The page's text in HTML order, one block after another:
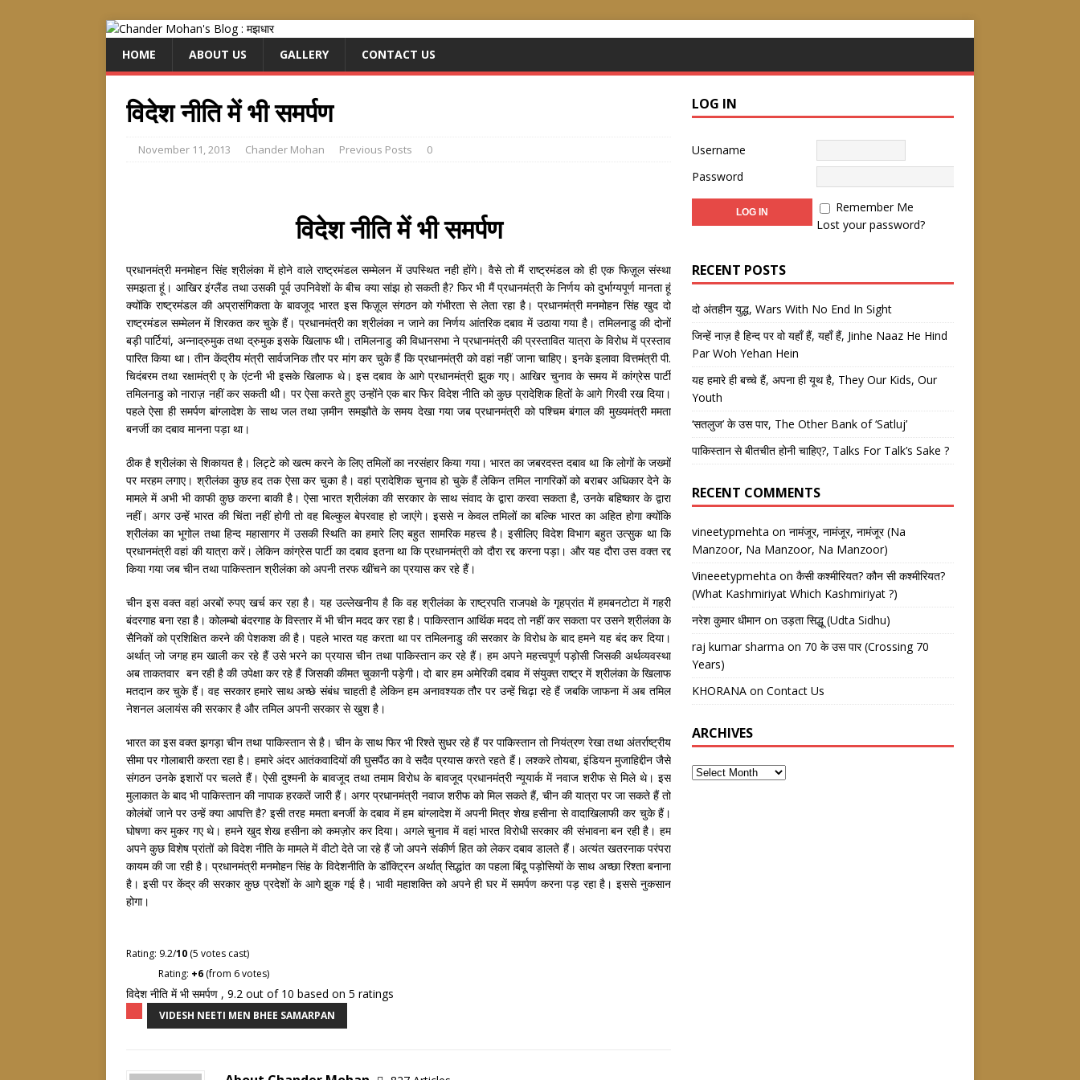
HOME ABOUT US GALLERY CONTACT US
विदेश नीति में भी समर्पण
November 11, 2013 Chander Mohan Previous Posts 0
विदेश नीति में भी समर्पण
प्रधानमंत्री मनमोहन सिंह श्रीलंका में होने वाले राष्ट्रमंडल सम्मेलन में उपस्थित नही होंगे। वैसे तो मैं राष्ट्रमंडल को ही एक फिज़ूल संस्था
समझता हूं। आखिर इंग्लैंड तथा उसकी पूर्व उपनिवेशों के बीच क्या सांझ हो सकती है? फिर भी मैं प्रधानमंत्री के निर्णय को दुर्भाग्यपूर्ण मानता हूं
क्योंकि राष्ट्रमंडल की अप्रासंगिकता के बावजूद भारत इस फिज़ूल संगठन को गंभीरता से लेता रहा है। प्रधानमंत्री मनमोहन सिंह खुद दो
राष्ट्रमंडल सम्मेलन में शिरकत कर चुके हैं। प्रधानमंत्री का श्रीलंका न जाने का निर्णय आंतरिक दबाव में उठाया गया है। तमिलनाडु की दोनों
बड़ी पार्टियां, अन्नाद्रुमुक तथा द्रुमुक इसके खिलाफ थी। तमिलनाडु की विधानसभा ने प्रधानमंत्री की प्रस्तावित यात्रा के विरोध में प्रस्ताव
पारित किया था। तीन केंद्रीय मंत्री सार्वजनिक तौर पर मांग कर चुके हैं कि प्रधानमंत्री को वहां नहीं जाना चाहिए। इनके इलावा वित्तमंत्री पी.
चिदंबरम तथा रक्षामंत्री ए के एंटनी भी इसके खिलाफथे। इस दबाव के आगे प्रधानमंत्री झुक गए। आखिर चुनाव के समय में कांग्रेस पार्टी
तमिलनाडु को नाराज़ नहीं कर सकती थी। पर ऐसा करते हुए उन्होंने एक बार फिर विदेश नीति को कुछ प्रादेशिक हितों के आगे गिरवी रख दिया।
पहले ऐसा ही समर्पण बांग्लादेश के साथ जल तथा ज़मीन समझौते के समय देखा गया जब प्रधानमंत्री को पश्चिम बंगाल की मुख्यमंत्री ममता
बनर्जी का दबाव मानना पड़ा था।
ठीक है श्रीलंका से शिकायत है। लिट्टे को खत्म करने के लिए तमिलों का नरसंहार किया गया। भारत का जबरदस्त दबाव था कि लोगों के जख्मों
पर मरहम लगाए। श्रीलंका कुछ हद तक ऐसा कर चुका है। वहां प्रादेशिक चुनाव हो चुके हैं लेकिन तमिल नागरिकों को बराबर अधिकार देने के
मामले में अभी भी काफी कुछ करना बाकी है। ऐसा भारत श्रीलंका की सरकार के साथ संवाद के द्वारा करवा सकता है, उनके बहिष्कार के द्वारा
नहीं। अगर उन्हें भारत की चिंता नहीं होगी तो वह बिल्कुल बेपरवाह हो जाएंगे। इससे न केवल तमिलों का बल्कि भारत का अहित होगा क्योंकि
श्रीलंका का भूगोल तथा हिन्द महासागर में उसकी स्थिति का हमारे लिए बहुत सामरिक महत्त्व है। इसीलिए विदेश विभाग बहुत उत्सुक था कि
प्रधानमंत्री वहां की यात्रा करें। लेकिन कांग्रेस पार्टी का दबाव इतना था कि प्रधानमंत्री को दौरा रद्द करना पड़ा। और यह दौरा उस वक्त रद्द
किया गया जब चीन तथा पाकिस्तान श्रीलंका को अपनी तरफ खींचने का प्रयास कर रहे हैं।
चीन इस वक्त वहां अरबों रुपए खर्च कर रहा है। यह उल्लेखनीय है कि वह श्रीलंका के राष्ट्रपति राजपक्षे के गृहप्रांत में हमबनटोटा में गहरी
बंदरगाह बना रहा है। कोलम्बो बंदरगाह के विस्तार में भी चीन मदद कर रहा है। पाकिस्तान आर्थिक मदद तो नहीं कर सकता पर उसने श्रीलंका के
सैनिकों को प्रशिक्षित करने की पेशकश की है। पहले भारत यह करता था पर तमिलनाडु की सरकार के विरोध के बाद हमने यह बंद कर दिया।
अर्थात् जो जगह हम खाली कर रहे हैं उसे भरने का प्रयास चीन तथा पाकिस्तान कर रहे हैं। हम अपने महत्त्वपूर्ण पड़ोसी जिसकी अर्थव्यवस्था
अब ताकतवार बन रही है की उपेक्षा कर रहे हैं जिसकी कीमत चुकानी पड़ेगी। दो बार हम अमेरिकी दबाव में संयुक्त राष्ट्र में श्रीलंका के खिलाफ
मतदान कर चुके हैं। वह सरकार हमारे साथ अच्छे संबंध चाहती है लेकिन हम अनावश्यक तौर पर उन्हें चिढ़ा रहे हैं जबकि जाफना में अब तमिल
नेशनल अलायंस की सरकार है और तमिल अपनी सरकार से खुश है।
भारत का इस वक्त झगड़ा चीन तथा पाकिस्तान से है। चीन के साथ फिर भी रिश्ते सुधर रहे हैं पर पाकिस्तान तो नियंत्रण रेखा तथा अंतर्राष्ट्रीय
सीमा पर गोलाबारी करता रहा है। हमारे अंदर आतंकवादियों की घुसपैंठ का वे सदैव प्रयास करते रहते हैं। लश्करे तोयबा, इंडियन मुजाहिद्दीन जैसे
संगठन उनके इशारों पर चलते हैं। ऐसी दुश्मनी के बावजूद तथा तमाम विरोध के बावजूद प्रधानमंत्री न्यूयार्क में नवाज शरीफ से मिले थे। इस
मुलाकात के बाद भी पाकिस्तान की नापाक हरकतें जारी हैं। अगर प्रधानमंत्री नवाज शरीफ को मिल सकते हैं, चीन की यात्रा पर जा सकते हैं तो
कोलंबों जाने पर उन्हें क्या आपत्ति है? इसी तरह ममता बनर्जी के दबाव में हम बांग्लादेश में अपनी मित्र शेख हसीना से वादाखिलाफी कर चुके हैं।
घोषणा कर मुकर गए थे। हमने खुद शेख हसीना को कमज़ोर कर दिया। अगले चुनाव में वहां भारत विरोधी सरकार की संभावना बन रही है। हम
अपने कुछ विशेष प्रांतों को विदेश नीति के मामले में वीटो देते जा रहे हैं जो अपने संकीर्ण हित को लेकर दबाव डालते हैं। अत्यंत खतरनाक परंपरा
कायम की जा रही है। प्रधानमंत्री मनमोहन सिंह के विदेशनीति के डॉक्ट्रिन अर्थात् सिद्धांत का पहला बिंदू पड़ोसियों के साथ अच्छा रिश्ता बनाना
है। इसी पर केंद्र की सरकार कुछ प्रदेशों के आगे झुक गई है। भावी महाशक्ति को अपने ही घर में समर्पण करना पड़ रहा है। इससे नुकसान
होगा।
Rating: 9.2/10 (5 votes cast)
Rating: +6 (from 6 votes)
विदेश नीति में भी समर्पण , 9.2 out of 10 based on 5 ratings
VIDESH NEETI MEN BHEE SAMARPAN
LOG IN
Username
Password
Remember Me
Lost your password?
RECENT POSTS
दो अंतहीन युद्ध, Wars With No End In Sight
जिन्हें नाज़ है हिन्द पर वो यहाँ हैं, यहाँ हैं, Jinhe Naaz He Hind
Par Woh Yehan Hein
यह हमारे ही बच्चे हैं, अपना ही यूथ है, They Our Kids, Our
Youth
‘सतलुज’ के उस पार, The Other Bank of ‘Satluj’
पाकिस्तान से बीतचीत होनी चाहिए?, Talks For Talk’s Sake ?
RECENT COMMENTS
vineetypmehta on नामंजूर, नामंजूर, नामंजूर (Na
Manzoor, Na Manzoor, Na Manzoor)
Vineeetypmehta on कैसी कश्मीरियत? कौन सी कश्मीरियत?
(What Kashmiriyat Which Kashmiriyat ?)
नरेश कुमार धीमानon उड़ता सिद्धू (Udta Sidhu)
raj kumar sharma on 70 के उस पार (Crossing 70
Years)
KHORANAon Contact Us
ARCHIVES